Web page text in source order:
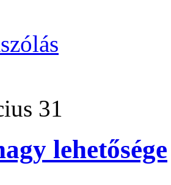
31
lehetősége